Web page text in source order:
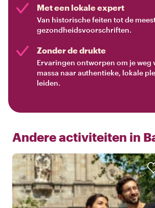
Met een lokale expert
Van historische feiten tot de
gezondheidsvoorschriften.
Zonder de drukte
Ervaringen ontworpen om je weg
massa naar authentieke, lokale
leiden.
Andere activiteiten in